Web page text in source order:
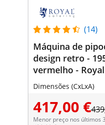
(14)
Máquina de
design retro -
vermelho -
Dimensões (CxLxA)
417,00 €
Menor preço nos últimos